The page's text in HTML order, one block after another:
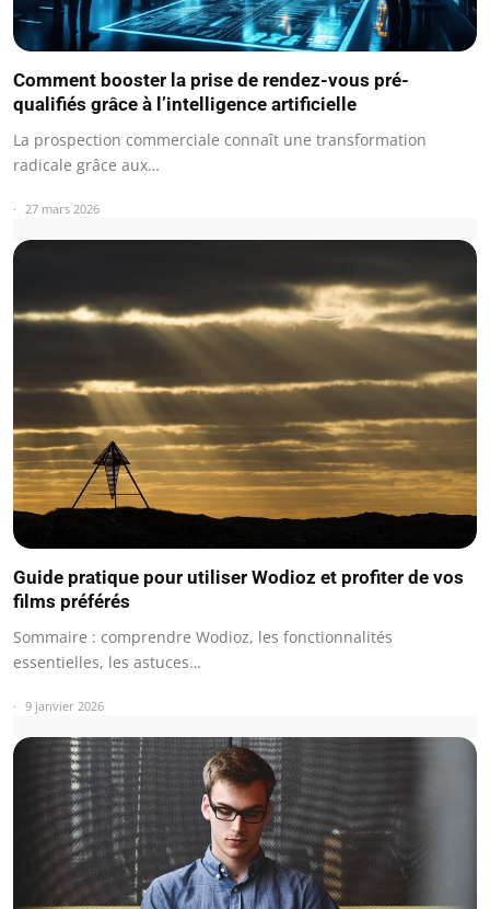
Comment booster la prise de rendez-vous pré-
qualifiés grâce à l’intelligence artificielle
La prospection commerciale connaît une transformation
radicale grâce aux…
27 mars 2026
Guide pratique pour utiliser Wodioz et profiter de vos
films préférés
Sommaire : comprendre Wodioz, les fonctionnalités
essentielles, les astuces…
9 janvier 2026